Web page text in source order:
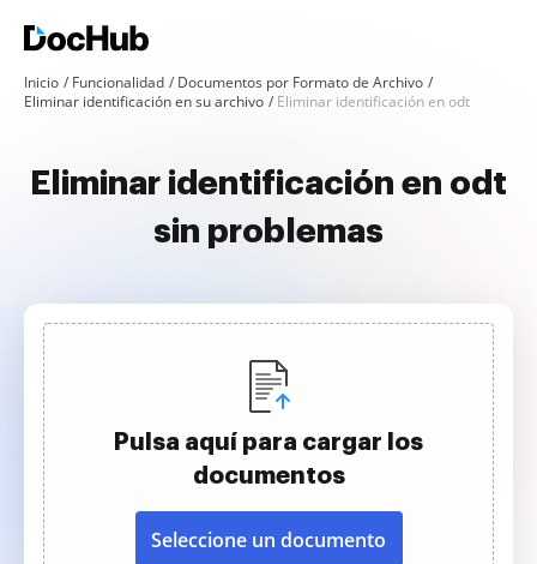
Inicio Funcionalidad
Documentos por Formato de Archivo
Eliminar identificación en su archivo
Eliminar identificación en odt
Eliminar identificación en odt
sin problemas
Pulsa aquí para cargar los
documentos
Seleccione un documento